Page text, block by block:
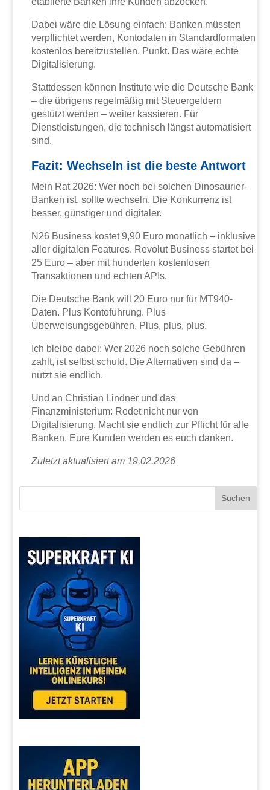
Dabei wäre die Lösung einfach: Banken müssten
verpflichtet werden, Kontodaten in Standardformaten
kostenlos bereitzustellen. Punkt. Das wäre echte
Digitalisierung.
Stattdessen können Institute wie die Deutsche Bank
– die übrigens regelmäßig mit Steuergeldern
gestützt werden – weiter kassieren. Für
Dienstleistungen, die technisch längst automatisiert
sind.
Fazit: Wechseln ist die beste Antwort
Mein Rat 2026: Wer noch bei solchen Dinosaurier-
Banken ist, sollte wechseln. Die Konkurrenz ist
besser, günstiger und digitaler.
N26 Business kostet 9,90 Euro monatlich – inklusive
aller digitalen Features. Revolut Business startet bei
25 Euro – aber mit hunderten kostenlosen
Transaktionen und echten APIs.
Die Deutsche Bank will 20 Euro nur für MT940-
Daten. Plus Kontoführung. Plus
Überweisungsgebühren. Plus, plus, plus.
Ich bleibe dabei: Wer 2026 noch solche Gebühren
zahlt, ist selbst schuld. Die Alternativen sind da –
nutzt sie endlich.
Und an Christian Lindner und das
Finanzministerium: Redet nicht nur von
Digitalisierung. Macht sie endlich zur Pflicht für alle
Banken. Eure Kunden werden es euch danken.
Zuletzt aktualisiert am 19.02.2026